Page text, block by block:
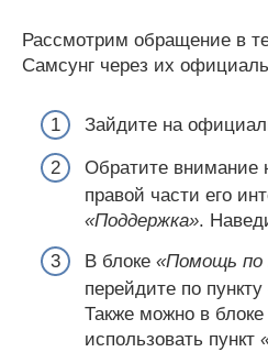
Рассмотрим обращение в
Самсунг через их
Зайдите на
Обратите внимание
правой части его
«Поддержка».
В блоке «Помощь по
перейдите по пункту
Также можно в блоке
использовать пункт